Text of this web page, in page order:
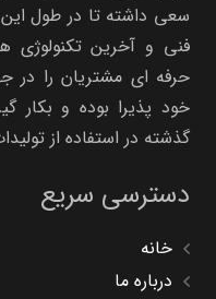
سعی داشته تا در طول این
فنی و آخرین تکنولوژی
حرفه ای مشتریان را در
خود پذیرا بوده و بکار
گذشته در استفاده از
دسترسی سریع
خانه
درباره ما